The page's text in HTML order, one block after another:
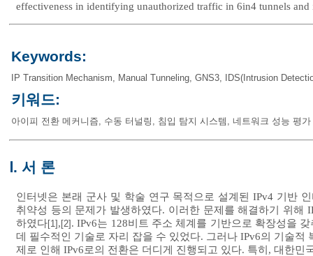
effectiveness in identifying unauthorized traffic in 6in4 tunnels
Keywords:
IP Transition Mechanism, Manual Tunneling, GNS3, IDS(Intrusion
키워드:
아이피 전환 메커니즘, 수동 터널링 , 침입 탐지 시스템 , 네트워크 성능 평가
Ⅰ. 서 론
인터넷은 본래 군사 및 학술 연구 목적으로 설계된 IPv4 기반
취약성 등의 문제가 발생하였다. 이러한 문제를 해결하기 위해
하였다[1] , [2] . IPv6는 128비트 주소 체계를 기반으로 확장성을
데 필수적인 기술로 자리 잡을 수 있었다. 그러나 IPv6의 기술
제로 인해 IPv6로의 전환은 더디게 진행되고 있다. 특히, 대한